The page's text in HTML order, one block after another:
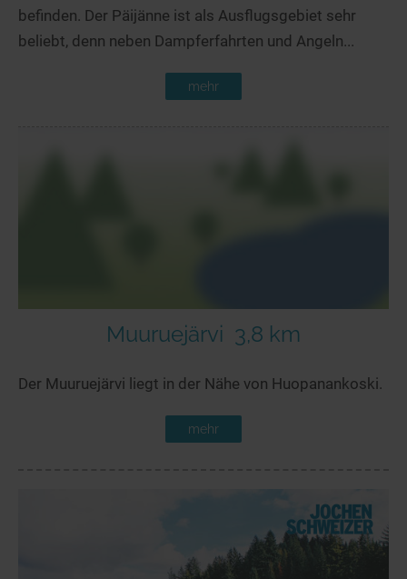
befinden. Der Päijänne ist als Ausflugsgebiet sehr
beliebt, denn neben Dampferfahrten und Angeln...
mehr
Muuruejärvi 3,8 km
Der Muuruejärvi liegt in der Nähe von Huopanankoski.
mehr